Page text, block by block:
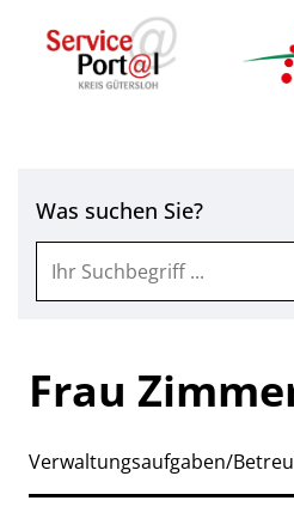
Zum Hauptinhalt springen
Zum Hauptinhalt
Was suchen Sie?
Frau
Verwaltungsaufgaben/